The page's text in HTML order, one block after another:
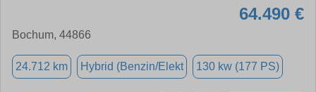
64.490 €
Bochum, 44866
24.712 km Hybrid (Benzin/Elekt 130 kw (177 PS)